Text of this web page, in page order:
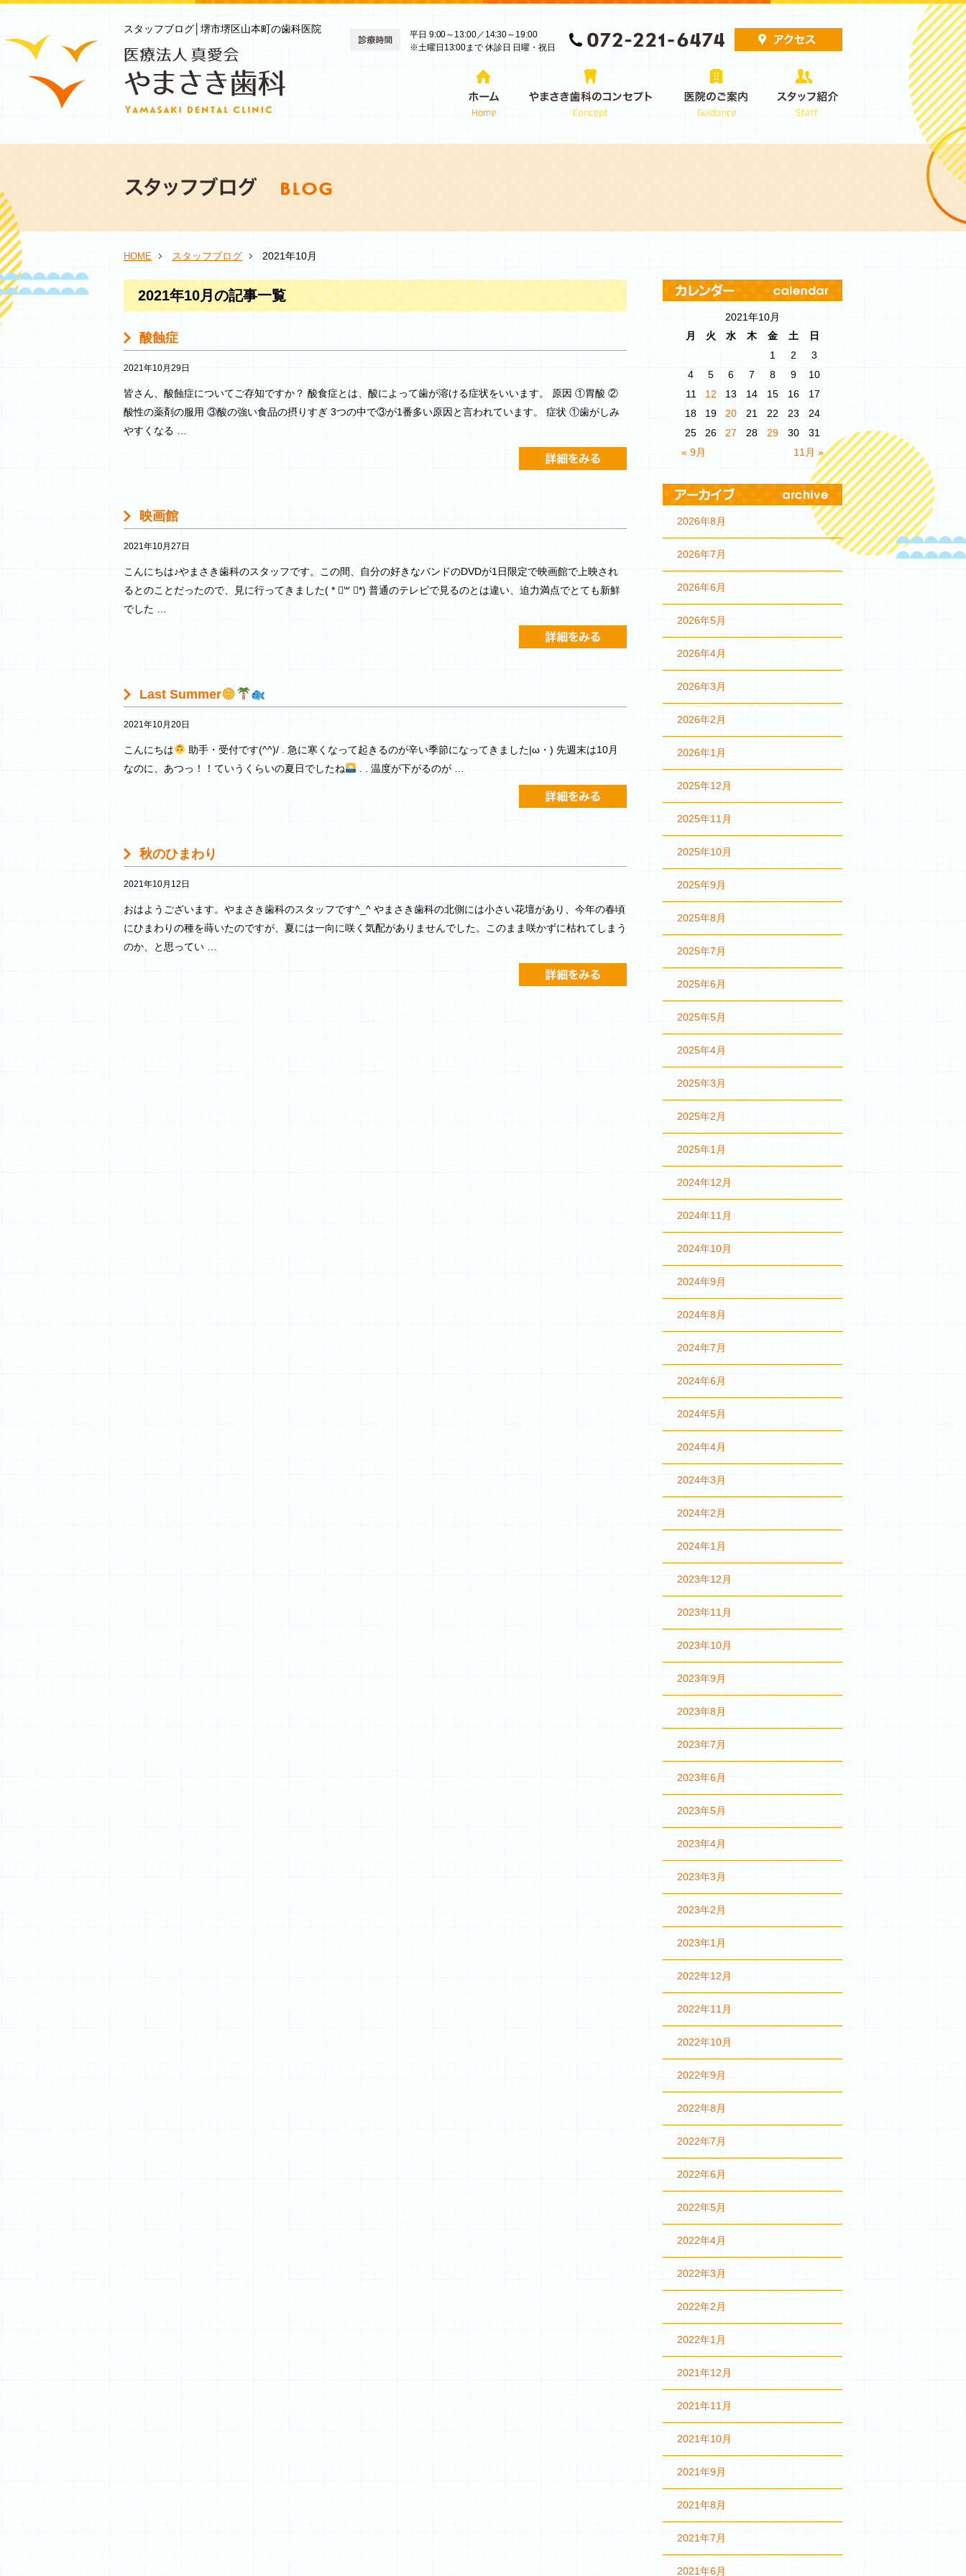
スタッフブログ│堺市堺区山本町の歯科医院
平日 9:00～13:00／14:30～19:00
※土曜日13:00まで 休診日 日曜・祝日
HOME スタッフブログ 2021年10月
2021年10月の記事一覧
酸蝕症
2021年10月29日
皆さん、酸蝕症についてご存知ですか？ 酸食症とは、酸によって歯が溶ける症状をいいます。 原因 ①胃酸 ②
酸性の薬剤の服用 ③酸の強い食品の摂りすぎ 3つの中で③が1番多い原因と言われています。 症状 ①歯がしみ
やすくなる …
映画館
2021年10月27日
こんにちは♪やまさき歯科のスタッフです。この間、自分の好きなバンドのDVDが1日限定で映画館で上映され
るとのことだったので、見に行ってきました( * ॑꒳ ॑*) 普通のテレビで見るのとは違い、迫力満点でとても新鮮
でした …
Last Summer
2021年10月20日
こんにちは
助手・受付です(^^)/ . 急に寒くなって起きるのが辛い季節になってきました|ω・) 先週末は10月
なのに、あつっ！！ていうくらいの夏日でしたね
. . 温度が下がるのが …
秋のひまわり
2021年10月12日
おはようございます。やまさき歯科のスタッフです^_^ やまさき歯科の北側には小さい花壇があり、今年の春頃
にひまわりの種を蒔いたのですが、夏には一向に咲く気配がありませんでした。このまま咲かずに枯れてしまう
のか、と思ってい …
2021年10月
月
火 水 木 金 土 日
« 9月 11月 »
1 2
3
4
5 6 7 8 9
10
11
12 13 14 15 16
17
18
19 20 21 22 23
24
25
26 27 28 29 30 31
2026年8月
2026年7月
2026年6月
2026年5月
2026年4月
2026年3月
2026年2月
2026年1月
2025年12月
2025年11月
2025年10月
2025年9月
2025年8月
2025年7月
2025年6月
2025年5月
2025年4月
2025年3月
2025年2月
2025年1月
2024年12月
2024年11月
2024年10月
2024年9月
2024年8月
2024年7月
2024年6月
2024年5月
2024年4月
2024年3月
2024年2月
2024年1月
2023年12月
2023年11月
2023年10月
2023年9月
2023年8月
2023年7月
2023年6月
2023年5月
2023年4月
2023年3月
2023年2月
2023年1月
2022年12月
2022年11月
2022年10月
2022年9月
2022年8月
2022年7月
2022年6月
2022年5月
2022年4月
2022年3月
2022年2月
2022年1月
2021年12月
2021年11月
2021年10月
2021年9月
2021年8月
2021年7月
2021年6月